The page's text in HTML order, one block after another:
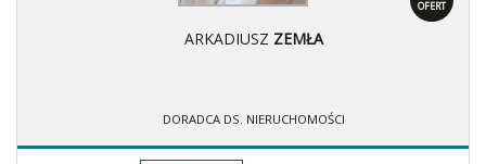
OFERT
ARKADIUSZ ZEMŁA
DORADCA DS. NIERUCHOMOŚCI